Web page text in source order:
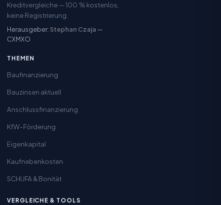
Kreditvergleiche — 100 % kostenlos,
keine Registrierung.
Herausgeber: Stephan Czaja —
CXMXO
THEMEN
Baufinanzierung
Bauzinsen aktuell
Anschlussfinanzierung
KfW-Förderung
Eigenkapital
Kaufnebenkosten
SCHUFA & Bonität
VERGLEICHE & TOOLS